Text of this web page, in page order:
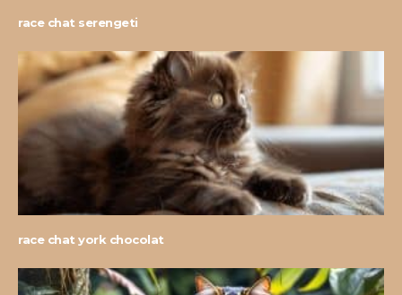
race chat serengeti
race chat york chocolat